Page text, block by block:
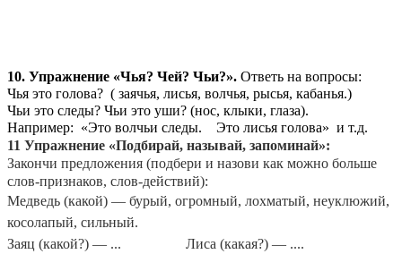
10. Упражнение «Чья? Чей? Чьи?». Ответь на вопросы:
Чья это голова? ( заячья, лисья, волчья, рысья, кабанья.)
Чьи это следы? Чьи это уши? (нос, клыки, глаза).
Например: «Это волчьи следы. Это лисья голова» и т.д.
11 Упражнение «Подбирай, называй, запоминай»:
Закончи предложения (подбери и назови как можно больше
слов-признаков, слов-действий):
Медведь (какой) — бурый, огромный, лохматый, неуклюжий,
косолапый, сильный.
Заяц (какой?) — ... Лиса (какая?) — ....